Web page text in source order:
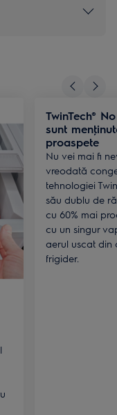
TwinTech®
sunt
proaspete
Nu vei mai fi
vreodată
tehnologiei
său dublu de
cu 60% mai
cu un singur
aerul uscat din
frigider.